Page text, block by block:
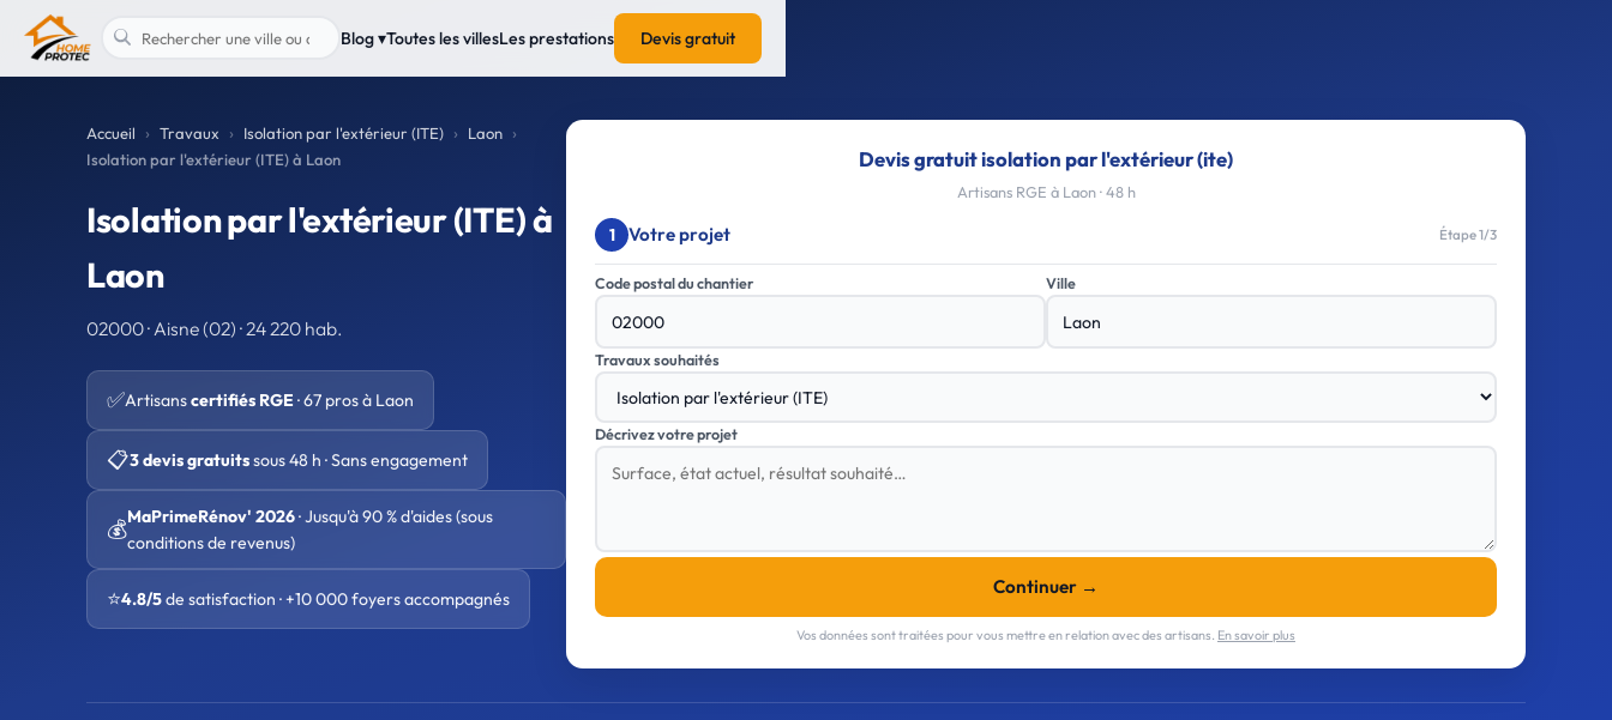
Blog ▾Toutes les villesLes prestations Devis gratuit
Accueil Travaux Isolation par l'extérieur (ITE)
Laon
Isolation par l'extérieur (ITE) à Laon
Isolation par l'extérieur (ITE) à
Laon
02000 · Aisne (02) · 24 220 hab.
✅Artisanscertifiés RGE · 67 pros à Laon
📋3 devis gratuitssous 48 h · Sans engagement
💰MaPrimeRénov' 2026· Jusqu'à 90 % d'aides (sous
conditions de revenus)
⭐4.8/5de satisfaction · +10 000 foyers accompagnés
Devis gratuit isolation par l'extérieur (ite)
Artisans RGE à Laon · 48 h
1 Votre projet Étape 1/3
Code postal du chantier Ville
Travaux souhaités
Décrivez votre projet
Continuer →
Vos données sont traitées pour vous mettre en relation avec des artisans. En savoir plus